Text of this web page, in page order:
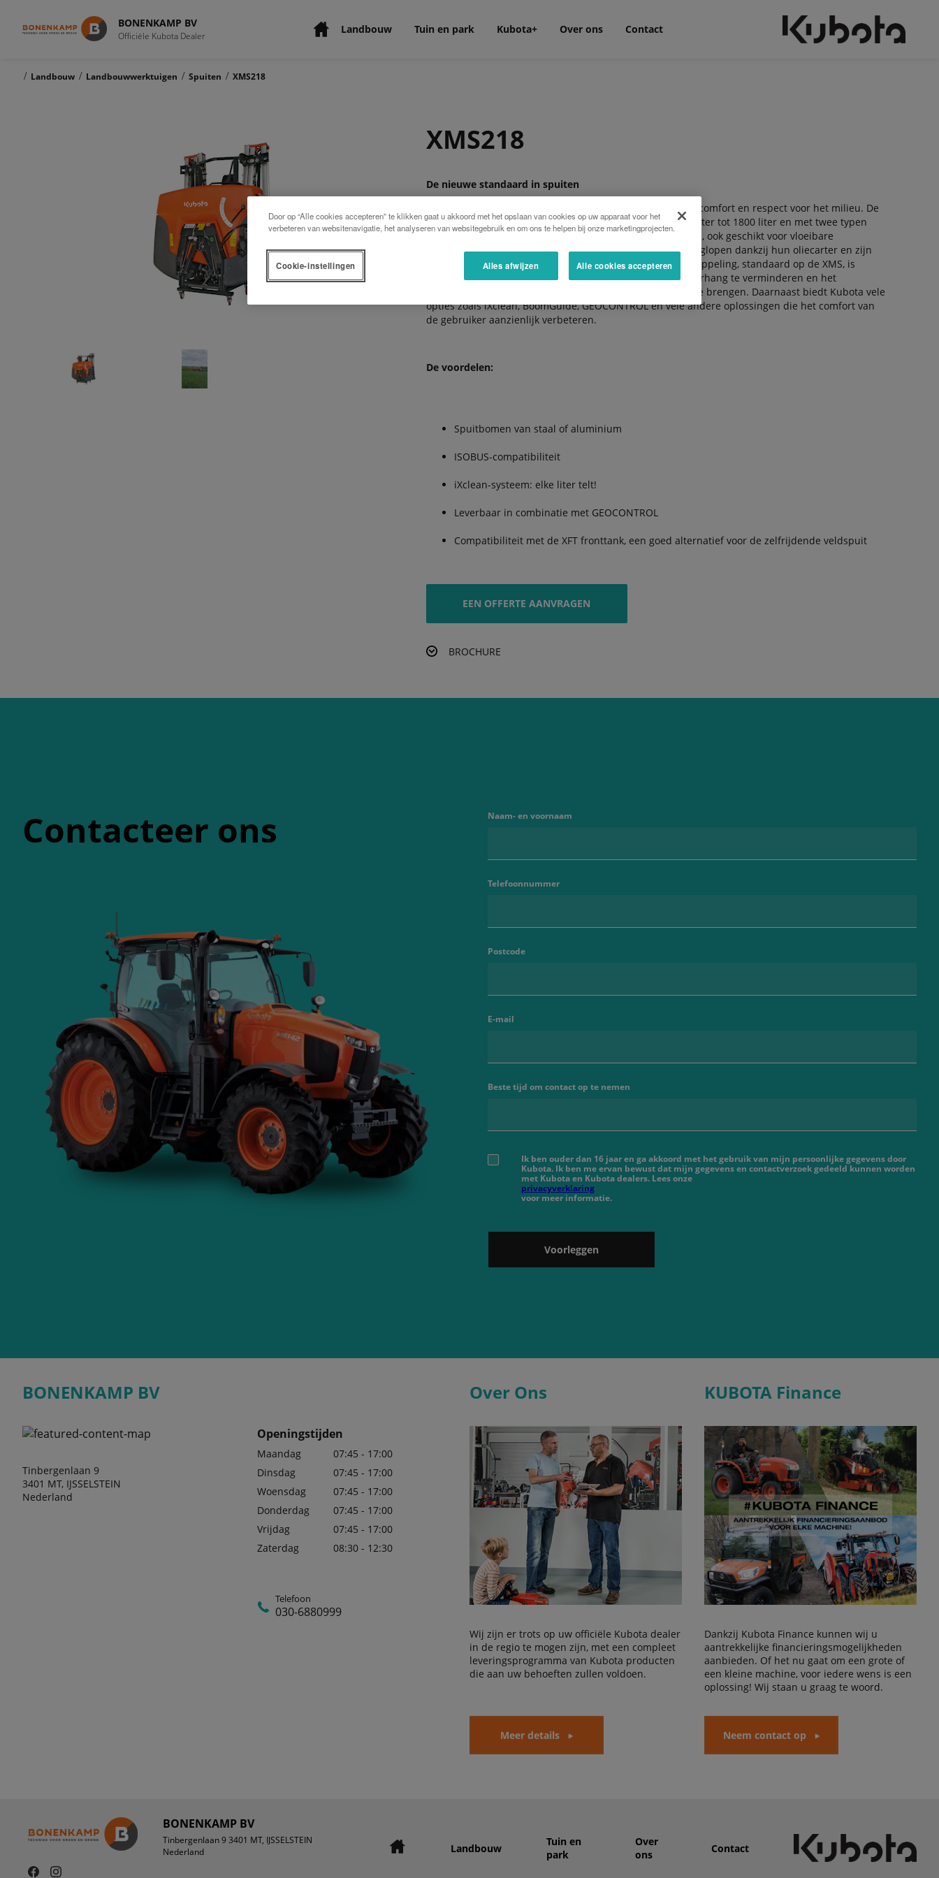
BONENKAMP BV
Officiële Kubota Dealer Landbouw Tuin en park Kubota+ Over ons Contact
/ Landbouw / Landbouwwerktuigen / Spuiten / XMS218
XMS218
De nieuwe standaard in spuiten
Het XMS 2 model is ontwikkeld voor een ultiem gebruikerscomfort en respect voor het milieu. De
XMS 2 serie is verkrijgbaar met een tankinhoud van 1000 liter tot 1800 liter en met twee typen
spuitbomen (HOSA en HC) van 15 tot 30 meter. De pompen, ook geschikt voor vloeibare
meststoffen, zullen geen slijtage ondervinden tijdens drooglopen dankzij hun oliecarter en zijn
beschikbaar in 150, 200 en 260 l / min. De automatische koppeling, standaard op de XMS, is
geïntegreerd in het frame van de spuitmachine om de overhang te verminderen en het
zwaartepunt van de spuit zo dicht mogelijk bij de tractor te brengen. Daarnaast biedt Kubota vele
opties zoals iXclean, BoomGuide, GEOCONTROL en vele andere oplossingen die het comfort van
de gebruiker aanzienlijk verbeteren.
De voordelen:
Spuitbomen van staal of aluminium
ISOBUS-compatibiliteit
iXclean-systeem: elke liter telt!
Leverbaar in combinatie met GEOCONTROL
Compatibiliteit met de XFT fronttank, een goed alternatief voor de zelfrijdende veldspuit
EEN OFFERTE AANVRAGEN
BROCHURE
Contacteer ons Naam- en voornaam
Telefoonnummer
Postcode
E-mail
Beste tijd om contact op te nemen
Ik ben ouder dan 16 jaar en ga akkoord met het gebruik van mijn persoonlijke gegevens door
Kubota. Ik ben me ervan bewust dat mijn gegevens en contactverzoek gedeeld kunnen worden
met Kubota en Kubota dealers. Lees onze
privacyverklaring
voor meer informatie.
Voorleggen
BONENKAMP BV
Tinbergenlaan 9
3401 MT, IJSSELSTEIN
Nederland
Openingstijden
Maandag
07:45 - 17:00
Dinsdag
07:45 - 17:00
Woensdag
07:45 - 17:00
Donderdag
07:45 - 17:00
Vrijdag
07:45 - 17:00
Zaterdag
08:30 - 12:30
Telefoon
030-6880999
Over Ons
Wij zijn er trots op uw officiële Kubota dealer
in de regio te mogen zijn, met een compleet
leveringsprogramma van Kubota producten
die aan uw behoeften zullen voldoen.
Meer details
KUBOTA Finance
Dankzij Kubota Finance kunnen wij u
aantrekkelijke financieringsmogelijkheden
aanbieden. Of het nu gaat om een grote of
een kleine machine, voor iedere wens is een
oplossing! Wij staan u graag te woord.
Neem contact op
BONENKAMP BV
Tinbergenlaan 9 3401 MT, IJSSELSTEIN
Nederland
Landbouw
Tuin en
park
Over
ons
Contact
Door op “Alle cookies accepteren” te klikken gaat u akkoord met het opslaan van cookies op uw apparaat voor het
verbeteren van websitenavigatie, het analyseren van websitegebruik en om ons te helpen bij onze marketingprojecten.
Alles afwijzen Alle cookies accepteren
Cookie-instellingen